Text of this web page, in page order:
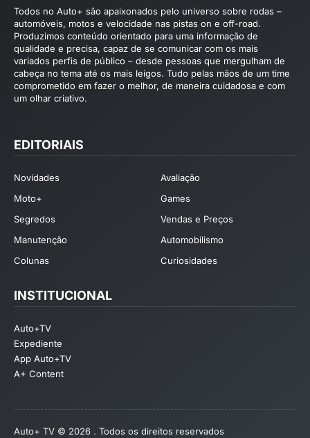
Todos no Auto+ são apaixonados pelo universo sobre rodas –
automóveis, motos e velocidade nas pistas on e off-road.
Produzimos conteúdo orientado para uma informação de
qualidade e precisa, capaz de se comunicar com os mais
variados perfis de público – desde pessoas que mergulham de
cabeça no tema até os mais leigos. Tudo pelas mãos de um time
comprometido em fazer o melhor, de maneira cuidadosa e com
um olhar criativo.
EDITORIAIS
Novidades
Avaliação
Moto+
Games
Segredos
Vendas e Preços
Manutenção
Automobilismo
Colunas
Curiosidades
INSTITUCIONAL
Auto+TV
Expediente
App Auto+TV
A+ Content
Auto+ TV © 2026 . Todos os direitos reservados